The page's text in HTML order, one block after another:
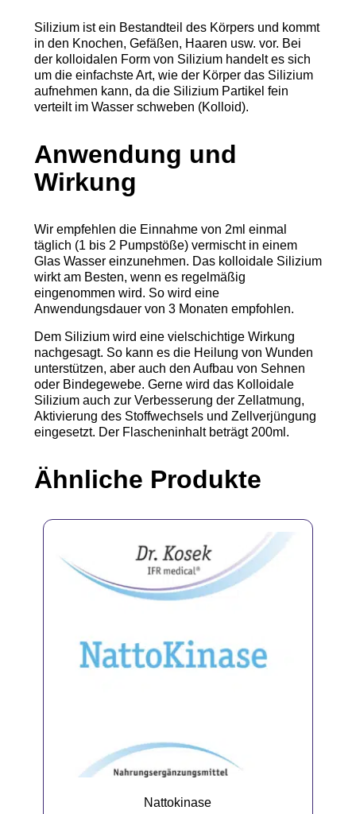
Silizium ist ein Bestandteil des Körpers und kommt
in den Knochen, Gefäßen, Haaren usw. vor. Bei
der kolloidalen Form von Silizium handelt es sich
um die einfachste Art, wie der Körper das Silizium
aufnehmen kann, da die Silizium Partikel fein
verteilt im Wasser schweben (Kolloid).
Anwendung und
Wirkung
Wir empfehlen die Einnahme von 2ml einmal
täglich (1 bis 2 Pumpstöße) vermischt in einem
Glas Wasser einzunehmen. Das kolloidale Silizium
wirkt am Besten, wenn es regelmäßig
eingenommen wird. So wird eine
Anwendungsdauer von 3 Monaten empfohlen.
Dem Silizium wird eine vielschichtige Wirkung
nachgesagt. So kann es die Heilung von Wunden
unterstützen, aber auch den Aufbau von Sehnen
oder Bindegewebe. Gerne wird das Kolloidale
Silizium auch zur Verbesserung der Zellatmung,
Aktivierung des Stoffwechsels und Zellverjüngung
eingesetzt. Der Flascheninhalt beträgt 200ml.
Ähnliche Produkte
Nattokinase